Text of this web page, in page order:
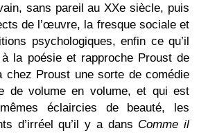
sans pareil au XXe siècle, puis
de l’œuvre, la fresque sociale et
psychologiques, enfin ce qu’il
la poésie et rapproche Proust de
chez Proust une sorte de comédie
de volume en volume, et qui est
éclaircies de beauté, les
d’irréel qu’il y a dans Comme il